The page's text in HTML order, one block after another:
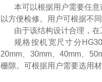
本可以根据用户需要任
以方便检修。用户可根据不
由于该结构设计合理，
规格按机宽尺寸分
20mm、30mm、40mm、
栅隙。可根据用户需要选用